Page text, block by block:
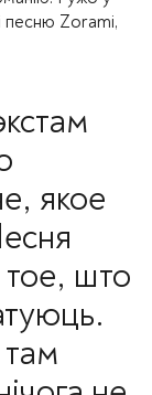
песню Zorami,
якое
тое, што